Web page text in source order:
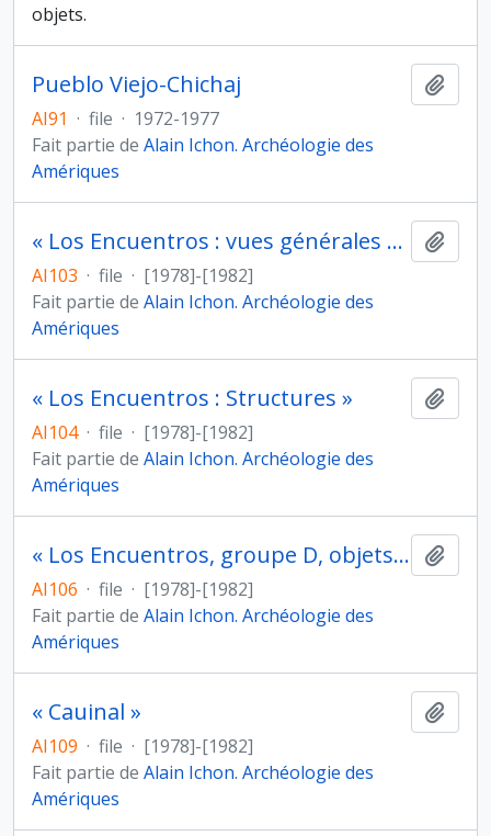
objets.
Pueblo Viejo-Chichaj
AI91 · file · 1972-1977
Fait partie de Alain Ichon. Archéologie des
Amériques
« Los Encuentros : vues générales et Structures »
AI103 · file · [1978]-[1982]
Fait partie de Alain Ichon. Archéologie des
Amériques
« Los Encuentros : Structures »
AI104 · file · [1978]-[1982]
Fait partie de Alain Ichon. Archéologie des
Amériques
« Los Encuentros, groupe D, objets - El Jocote, structure 1, jeu de balle »
AI106 · file · [1978]-[1982]
Fait partie de Alain Ichon. Archéologie des
Amériques
« Cauinal »
AI109 · file · [1978]-[1982]
Fait partie de Alain Ichon. Archéologie des
Amériques